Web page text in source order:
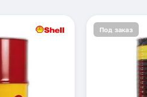
Под заказ